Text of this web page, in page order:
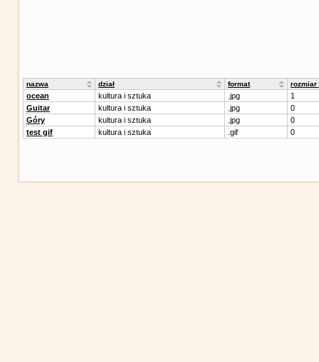
nazwa dział format rozmiar
ocean kultura i sztuka .jpg
1
Guitar
kultura i sztuka .jpg
0
Góry
kultura i sztuka .jpg
0
test gif
kultura i sztuka .gif 0